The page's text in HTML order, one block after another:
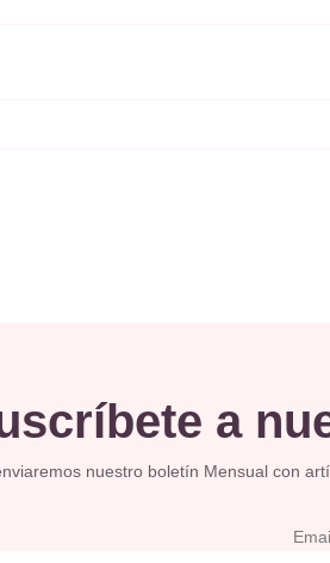
a
nuestro boletín Mensual con